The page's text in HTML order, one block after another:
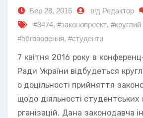
Бер 28, 2016 від Редактор
#3474, #законопроект, #круглий
#обговорення, #студенти
7 квітня 2016 року в
Ради України відбудеться
о доцільності прийняття
щодо діяльності студентських
рганізацій. Дана законодавча